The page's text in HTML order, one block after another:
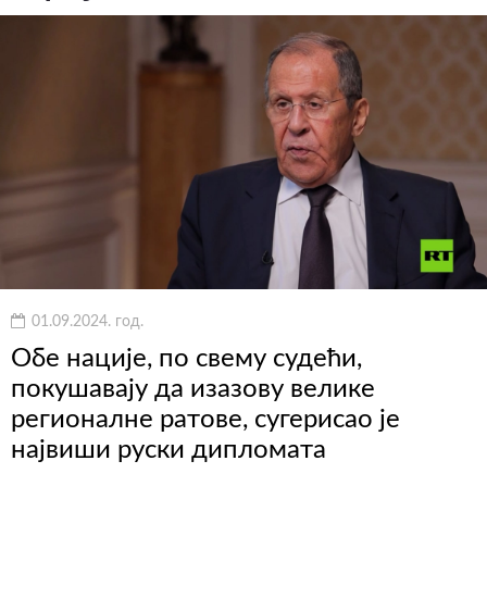
01.09.2024. год.
Обе нације, по свему судећи,
покушавају да изазову велике
регионалне ратове, сугерисао је
највиши руски дипломата